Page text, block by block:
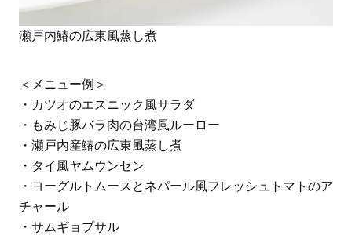
瀬戸内鰆の広東風蒸し煮
＜メニュー例＞
・カツオのエスニック風サラダ
・もみじ豚バラ肉の台湾風ルーロー
・瀬戸内産鰆の広東風蒸し煮
・タイ風ヤムウンセン
・ヨーグルトムースとネパール風フレッシュトマトのア
チャール
・サムギョプサル